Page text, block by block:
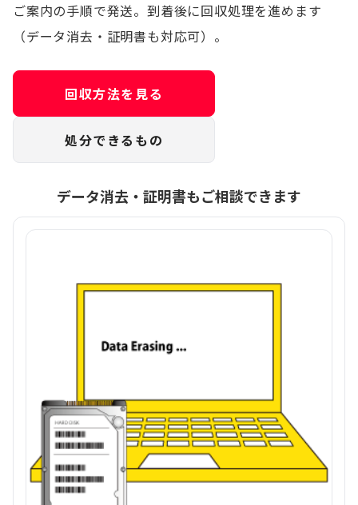
ご案内の手順で発送。到着後に回収処理を進めます
（データ消去・証明書も対応可）。
回収方法を見る
処分できるもの
データ消去・証明書もご相談できます